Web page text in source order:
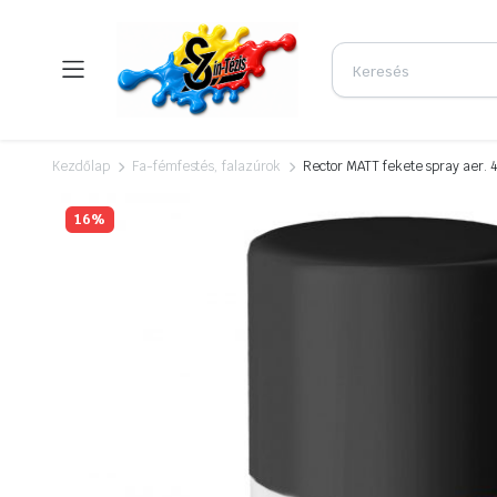
Kezdőlap Fa-fémfestés, falazúrok Rector MATT fekete spray aer.
16%